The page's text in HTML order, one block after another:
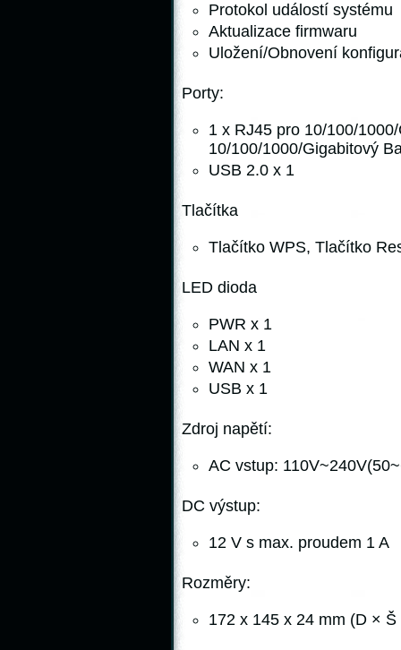
Protokol událostí systému
Aktualizace firmwaru
Uložení/Obnovení
Porty:
1 x RJ45 pro 10/100/
10/100/1000/Gigabitový
USB 2.0 x 1
Tlačítka
Tlačítko WPS, Tlačítko
LED dioda
PWR x 1
LAN x 1
WAN x 1
USB x 1
Zdroj napětí:
AC vstup:
DC výstup:
12 V s max. proudem 1 A
Rozměry:
172 x 145 x 24 mm (D × Š